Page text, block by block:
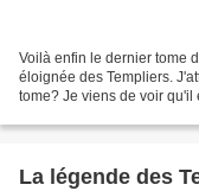
Voilà enfin le dernier tome
éloignée des Templiers.
tome? Je viens de voir
La légende des